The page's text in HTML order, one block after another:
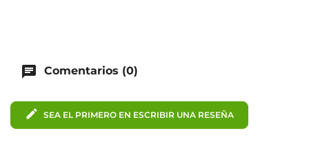
chat Comentarios (0)
edit SEA EL PRIMERO EN ESCRIBIR UNA RESEÑA